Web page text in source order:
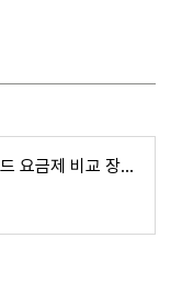
넷플릭스 광고형 스탠다드 요금제 비교 장점 단점 5500원 FHD 동시 2명 접속 가장 저렴하게 시청하